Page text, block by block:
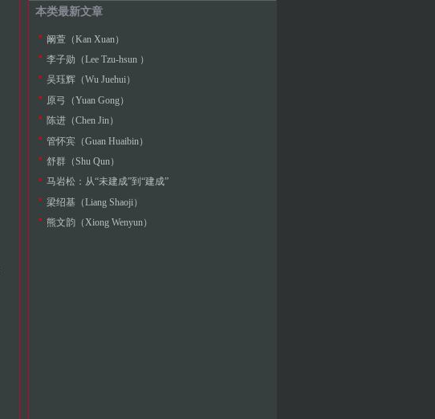
本类最新文章
阚萱（Kan Xuan）
李子勋（Lee Tzu-hsun ）
吴珏辉（Wu Juehui）
原弓（Yuan Gong）
陈进（Chen Jin）
管怀宾（Guan Huaibin）
舒群（Shu Qun）
马岩松：从“未建成”到“建成”
梁绍基（Liang Shaoji）
熊文韵（Xiong Wenyun）